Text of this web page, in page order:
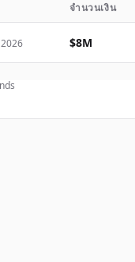
Free Account
ยู่แล้วใช่ไหม ลงชื่อเข้าใช้
จำนวนเงิน
$8M